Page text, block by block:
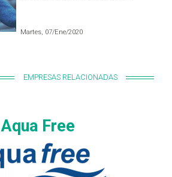
Martes, 07/Ene/2020
EMPRESAS RELACIONADAS
Aqua Free